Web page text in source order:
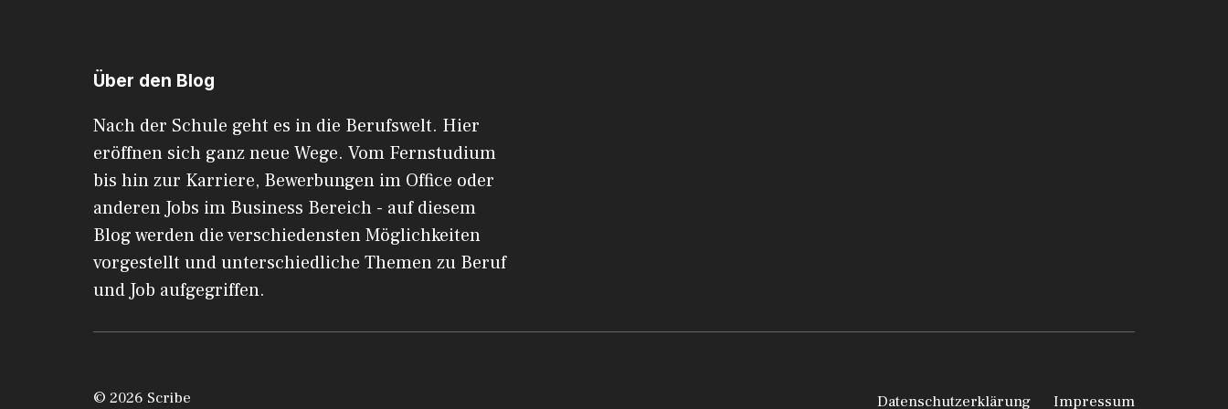
Über den Blog
Nach der Schule geht es in die Berufswelt. Hier
eröffnen sich ganz neue Wege. Vom Fernstudium
bis hin zur Karriere, Bewerbungen im Office oder
anderen Jobs im Business Bereich - auf diesem
Blog werden die verschiedensten Möglichkeiten
vorgestellt und unterschiedliche Themen zu Beruf
und Job aufgegriffen.
© 2026 Scribe Datenschutzerklärung Impressum